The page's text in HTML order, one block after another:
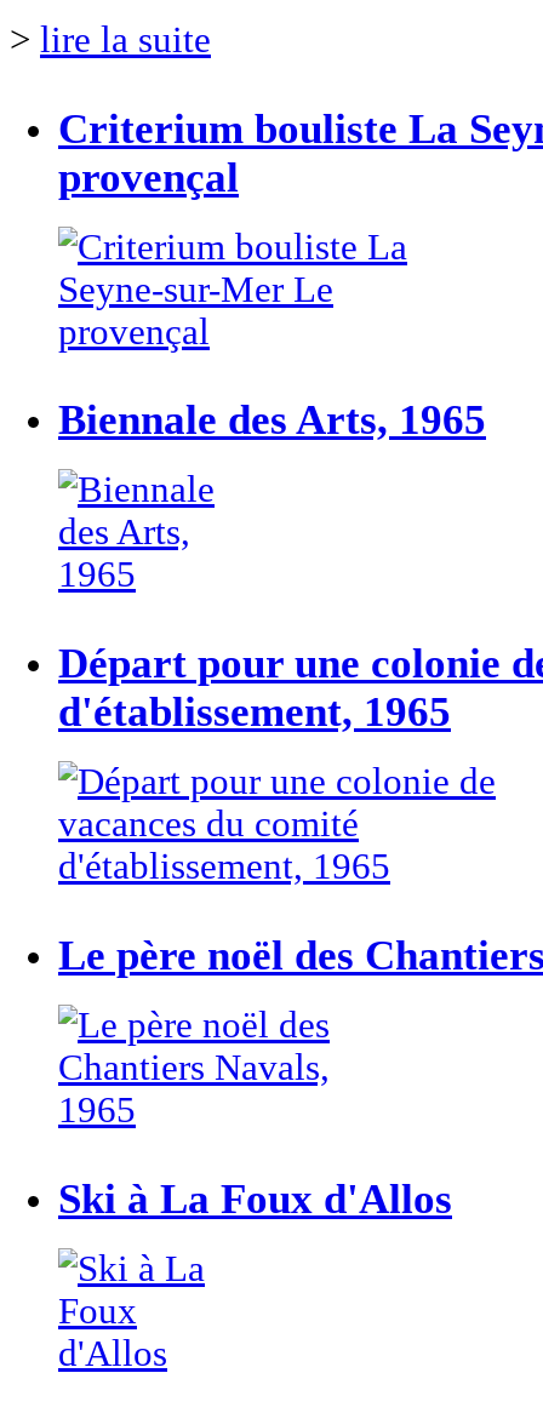
> lire la suite
Criterium bouliste La
provençal
Biennale des Arts, 1965
Départ pour une colonie
d'établissement, 1965
Le père noël des
Ski à La Foux d'Allos